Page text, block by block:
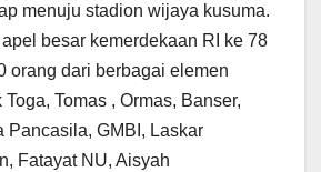
menuju stadion wijaya kusuma.
besar kemerdekaan RI ke 78
orang dari berbagai elemen
Tomas , Ormas, Banser,
Pancasila, GMBI, Laskar
Fatayat NU, Aisyah